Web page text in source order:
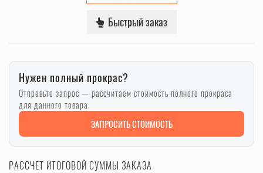
Быстрый заказ
Нужен полный прокрас?
Отправьте запрос — рассчитаем стоимость полного прокраса
для данного товара.
ЗАПРОСИТЬ СТОИМОСТЬ
РАССЧЕТ ИТОГОВОЙ СУММЫ ЗАКАЗА